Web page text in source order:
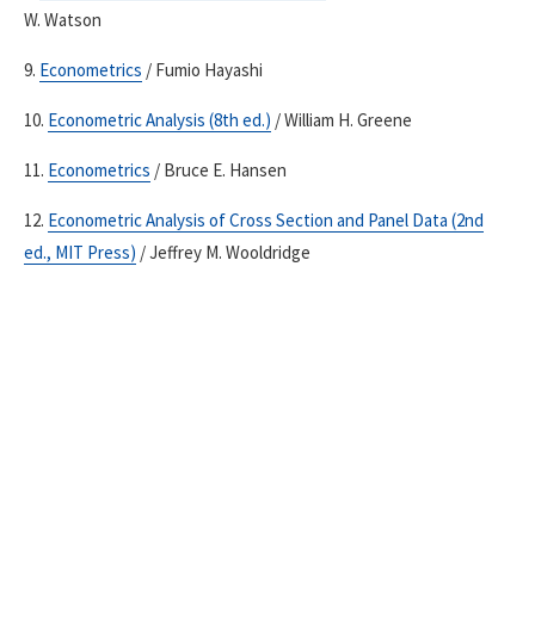
W. Watson
9. Econometrics / Fumio Hayashi
10. Econometric Analysis (8th ed.) / William H. Greene
11. Econometrics / Bruce E. Hansen
12. Econometric Analysis of Cross Section and Panel Data (2nd
ed., MIT Press) / Jeffrey M. Wooldridge